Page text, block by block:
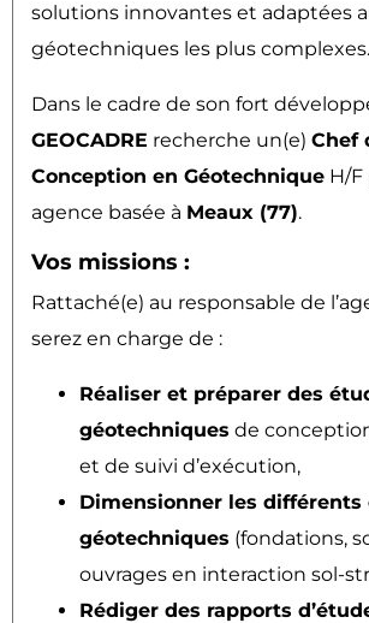
solutions innovantes et adaptées
géotechniques les plus complexes.
Dans le cadre de son fort
GEOCADRE recherche un(e) Chef
Conception en Géotechnique H/F
agence basée à Meaux (77).
Vos missions :
Rattaché(e) au responsable de
serez en charge de :
Réaliser et préparer des
géotechniques de
et de suivi d’exécution,
Dimensionner les différents
géotechniques (fondations,
ouvrages en interaction sol-
Rédiger des rapports